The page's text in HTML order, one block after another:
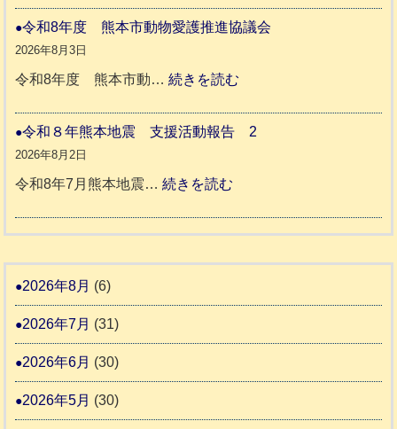
人
ホ
日
記
本
支
報
3
災
ッ
一
り
り
令和8年度 熊本市動物愛護推進協議会
2026年8月3日
令和8年度 熊本市動…続きを読む
和
市
令和８年熊本地震 支援活動報告 2
2026年8月2日
令和8年7月熊本地震…続きを読む
和
熊
震
2026年8月 (6)
2026年7月 (31)
2026年6月 (30)
2026年5月 (30)